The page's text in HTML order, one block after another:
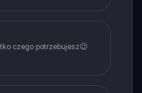
czego potrzebujesz😉